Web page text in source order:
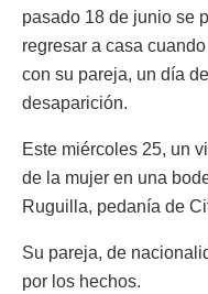
pasado 18 de junio se
regresar a casa
con su pareja, un día
desaparición.
Este miércoles 25, un
de la mujer en una
Ruguilla, pedanía de
Su pareja, de
por los hechos.